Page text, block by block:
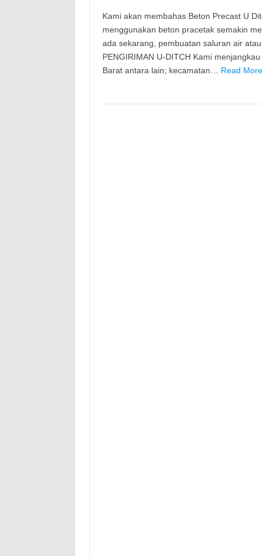
Kami akan membahas Beton Precast U
menggunakan beton pracetak semakin
ada sekarang, pembuatan saluran air
PENGIRIMAN U-DITCH Kami
Barat antara lain; kecamatan… Read